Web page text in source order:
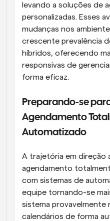
levando a soluções de
personalizadas. Esses
mudanças nos
crescente prevalência
híbridos, oferecendo
responsivas de
forma eficaz.
Preparando-se
Agendamento
Automatizado
A trajetória em direção
agendamento
com sistemas de
equipe tornando-se
sistema provavelmente
calendários de forma